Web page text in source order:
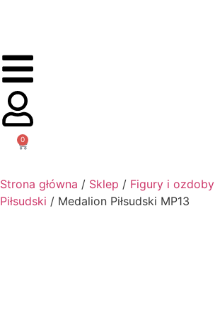
0
Strona główna / Sklep / Figury i ozdoby
Piłsudski / Medalion Piłsudski MP13